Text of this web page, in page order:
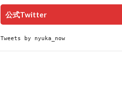
公式Twitter
Tweets by nyuka_now